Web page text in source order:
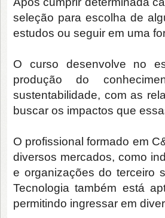
seleção para escolha de
estudos ou seguir em uma
O curso desenvolve no
produção do
sustentabilidade, com as
buscar os impactos que
O profissional formado em
diversos mercados, como
e organizações do terceiro
Tecnologia também está
permitindo ingressar em